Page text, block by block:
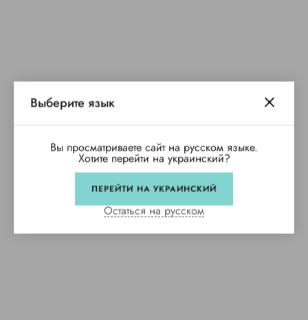
Выберите язык
Вы просматриваете сайт на русском языке.
Хотите перейти на украинский?
ПЕРЕЙТИ НА УКРАИНСКИЙ
Остаться на русском